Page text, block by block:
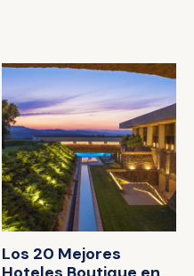
Los 20 Mejores